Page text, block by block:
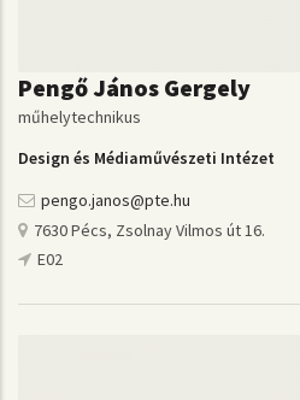
Pengő János Gergely
műhelytechnikus
Design és Médiaművészeti Intézet
pengo.janos@pte.hu
7630 Pécs, Zsolnay Vilmos út 16.
E02